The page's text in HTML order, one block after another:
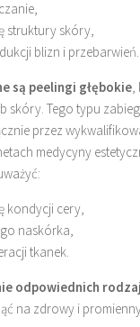
struktury skóry,
blizn i przebarwień.
są peelingi głębokie,
skóry. Tego typu
przez
medycyny
kondycji cery,
naskórka,
tkanek.
odpowiednich
na zdrowy i